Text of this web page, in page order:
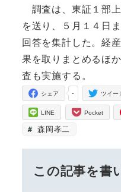
調査は、東証１部
を送り、５月１４日
回答を集計した。経
果を取りまとめるほ
査も実施する。
-
シェア ツイー
LINE Pocket
森岡孝二
この記事を書